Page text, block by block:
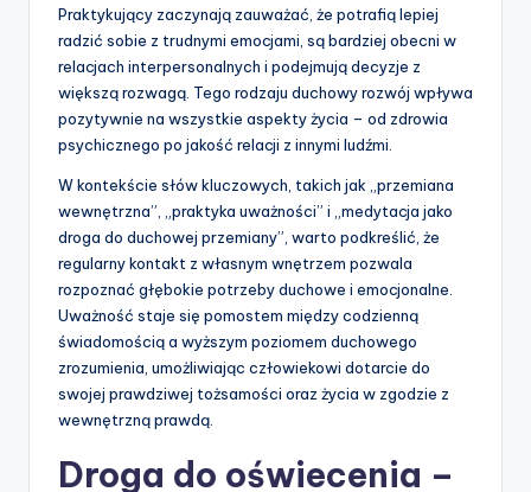
Praktykujący zaczynają zauważać, że potrafią lepiej
radzić sobie z trudnymi emocjami, są bardziej obecni w
relacjach interpersonalnych i podejmują decyzje z
większą rozwagą. Tego rodzaju duchowy rozwój wpływa
pozytywnie na wszystkie aspekty życia – od zdrowia
psychicznego po jakość relacji z innymi ludźmi.
W kontekście słów kluczowych, takich jak „przemiana
wewnętrzna”, „praktyka uważności” i „medytacja jako
droga do duchowej przemiany”, warto podkreślić, że
regularny kontakt z własnym wnętrzem pozwala
rozpoznać głębokie potrzeby duchowe i emocjonalne.
Uważność staje się pomostem między codzienną
świadomością a wyższym poziomem duchowego
zrozumienia, umożliwiając człowiekowi dotarcie do
swojej prawdziwej tożsamości oraz życia w zgodzie z
wewnętrzną prawdą.
Droga do oświecenia –